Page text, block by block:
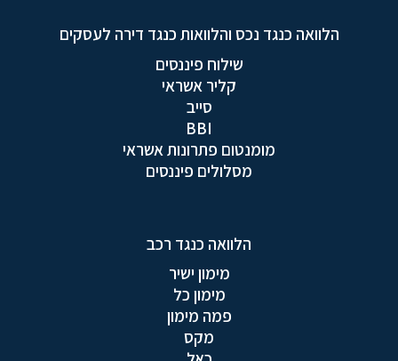
הלוואה כנגד נכס והלוואות כנגד דירה לעסקים
שילוח פיננסים
קליר אשראי
סייב
BBI
מומנטום פתרונות אשראי
מסלולים פיננסים
הלוואה כנגד רכב
מימון ישיר
מימון כל
פמה מימון
מקס